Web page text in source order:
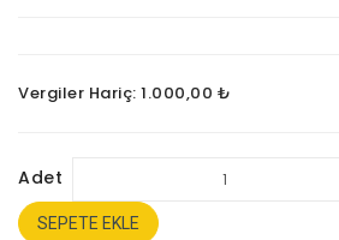
Vergiler Hariç: 1.000,00 ₺
Adet
SEPETE EKLE